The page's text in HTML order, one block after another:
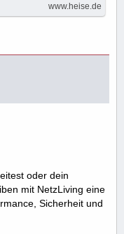
www.heise.de
oder dein
mit NetzLiving eine
Sicherheit und